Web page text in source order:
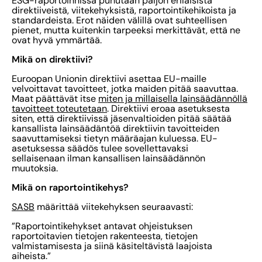
direktiiveistä, viitekehyksistä, raportointikehikoista ja
standardeista. Erot näiden välillä ovat suhteellisen
pienet, mutta kuitenkin tarpeeksi merkittävät, että ne
ovat hyvä ymmärtää.
Mikä on direktiivi?
Euroopan Unionin direktiivi asettaa EU-maille
velvoittavat tavoitteet, jotka maiden pitää saavuttaa.
Maat päättävät itse miten ja millaisella lainsäädännöllä
tavoitteet toteutetaan. Direktiivi eroaa asetuksesta
siten, että direktiivissä jäsenvaltioiden pitää säätää
kansallista lainsäädäntöä direktiivin tavoitteiden
saavuttamiseksi tietyn määräajan kuluessa. EU-
asetuksessa säädös tulee sovellettavaksi
sellaisenaan ilman kansallisen lainsäädännön
muutoksia.
Mikä on raportointikehys?
SASB määrittää viitekehyksen seuraavasti:
”Raportointikehykset antavat ohjeistuksen
raportoitavien tietojen rakenteesta, tietojen
valmistamisesta ja siinä käsiteltävistä laajoista
aiheista.”